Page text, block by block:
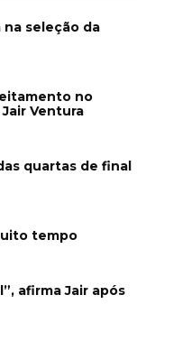
seleção da
no
Ventura
quartas de final
tempo
afirma Jair após